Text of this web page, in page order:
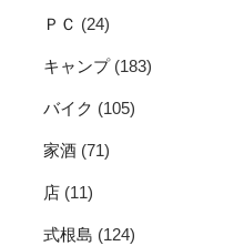
ＰＣ (24)
キャンプ(183)
バイク (105)
家酒 (71)
店 (11)
式根島 (124)